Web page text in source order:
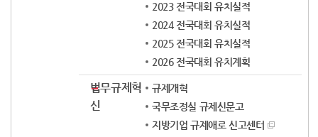
2023 전국대회 유치실적
2024 전국대회 유치실적
2025 전국대회 유치실적
2026 전국대회 유치계획
법무규제혁
신
규제개혁
국무조정실 규제신문고
지방기업 규제애로 신고센터